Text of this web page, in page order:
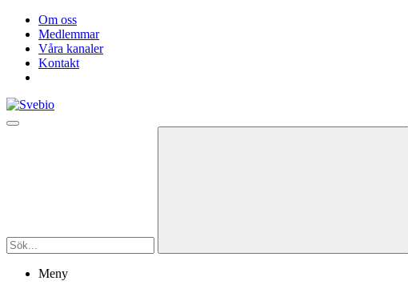
Om oss
Medlemmar
Våra kanaler
Kontakt
Meny